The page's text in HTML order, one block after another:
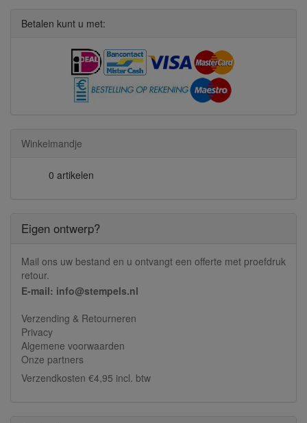
Betalen kunt u met:
Winkelmandje
0 artikelen
Eigen ontwerp?
Mail ons uw bestand en u ontvangt een offerte met proefdruk
retour.
E-mail: info@stempels.nl
Verzending & Retourneren
Privacy
Algemene voorwaarden
Onze partners
Verzendkosten €4,95 incl. btw